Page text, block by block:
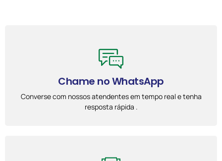
Chame no WhatsApp
Converse com nossos atendentes em tempo real e tenha
resposta rápida .